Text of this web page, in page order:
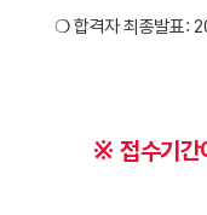
❍ 합격자 최종발표:
※ 접수기간